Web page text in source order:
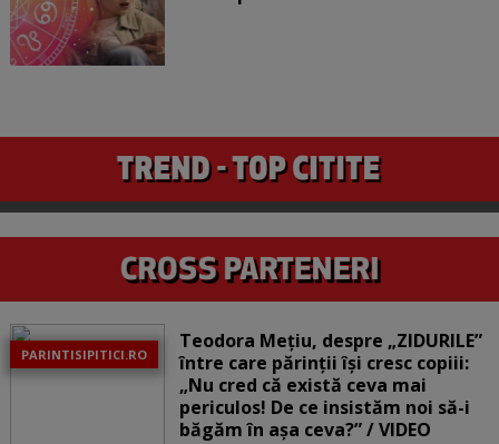
PARINTISIPITICI.RO
Teodora Mețiu, despre „ZIDURILE”
între care părinții își cresc copiii:
„Nu cred că există ceva mai
periculos! De ce insistăm noi să-i
băgăm în așa ceva?” / VIDEO